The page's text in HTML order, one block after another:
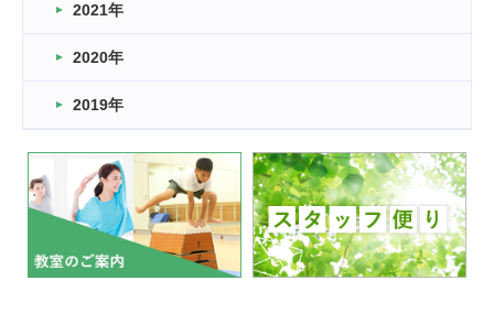
緑ケ丘体育館
2022.11.03
緑ケ丘体育館
いたっぼーる大会☆彡
緑ケ丘体育館
2022.07.03
市内総合体育大会が開始
緑ケ丘体育館 猪名川運動広場
古池運動広場
2021年
2020年
2019年